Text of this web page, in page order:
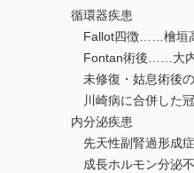
循環器疾患
Fallot四徴……檜垣
Fontan術後……大
未修復・姑息術後
川崎病に合併した
内分泌疾患
先天性副腎過形成
成長ホルモン分泌